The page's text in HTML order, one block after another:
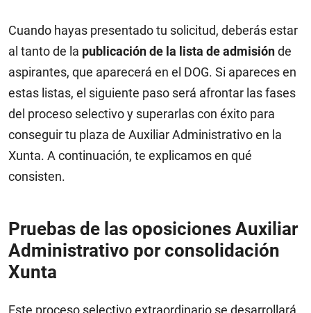
Cuando hayas presentado tu solicitud, deberás estar
al tanto de la publicación de la lista de admisiónde
aspirantes, que aparecerá en el DOG. Si apareces en
estas listas, el siguiente paso será afrontar las fases
del proceso selectivo y superarlas con éxito para
conseguir tu plaza de Auxiliar Administrativo en la
Xunta. A continuación, te explicamos en qué
consisten.
Pruebas de las oposiciones Auxiliar
Administrativo por consolidación
Xunta
Este proceso selectivo extraordinario se desarrollará